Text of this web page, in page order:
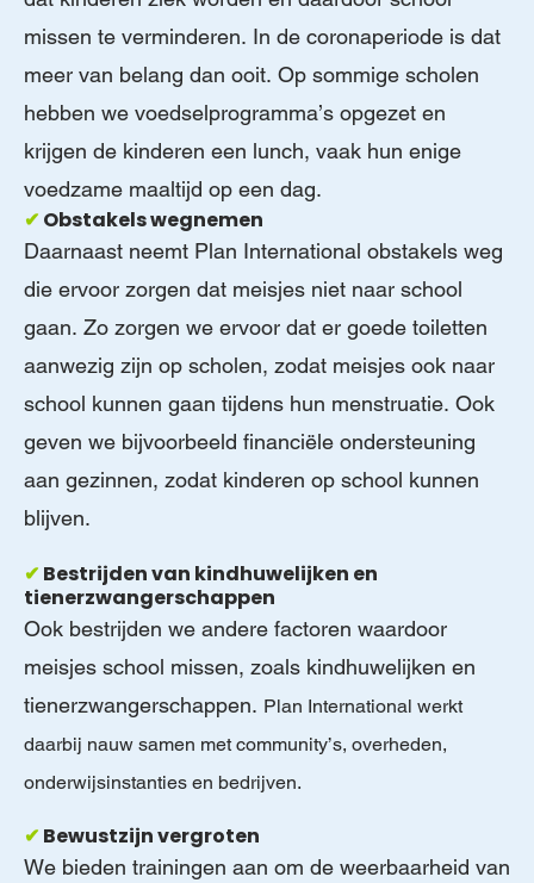
missen te verminderen. In de coronaperiode is dat
meer van belang dan ooit. Op sommige scholen
hebben we voedselprogramma’s opgezet en
krijgen de kinderen een lunch, vaak hun enige
voedzame maaltijd op een dag.
✔ Obstakels wegnemen
Daarnaast neemt Plan International obstakels weg
die ervoor zorgen dat meisjes niet naar school
gaan. Zo zorgen we ervoor dat er goede toiletten
aanwezig zijn op scholen, zodat meisjes ook naar
school kunnen gaan tijdens hun menstruatie. Ook
geven we bijvoorbeeld financiële ondersteuning
aan gezinnen, zodat kinderen op school kunnen
blijven.
✔ Bestrijden van kindhuwelijken en
tienerzwangerschappen
Ook bestrijden we andere factoren waardoor
meisjes school missen, zoals kindhuwelijken en
tienerzwangerschappen. Plan International werkt
daarbij nauw samen met community’s, overheden,
onderwijsinstanties en bedrijven.
✔ Bewustzijn vergroten
We bieden trainingen aan om de weerbaarheid van